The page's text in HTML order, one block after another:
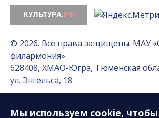
© 2026. Все права защищены. МАУ
филармония»
628408, ХМАО-Югра, Тюменская
ул. Энгельса, 18
Разработка сайта — Интернет-
Мы используем cookie, чтобы